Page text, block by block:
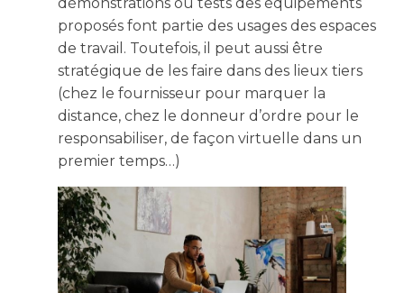
proposés font partie des usages des espaces
de travail. Toutefois, il peut aussi être
stratégique de les faire dans des lieux tiers
(chez le fournisseur pour marquer la
distance, chez le donneur d’ordre pour le
responsabiliser, de façon virtuelle dans un
premier temps…)